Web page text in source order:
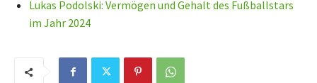
Lukas Podolski: Vermögen und Gehalt des Fußballstars
im Jahr 2024